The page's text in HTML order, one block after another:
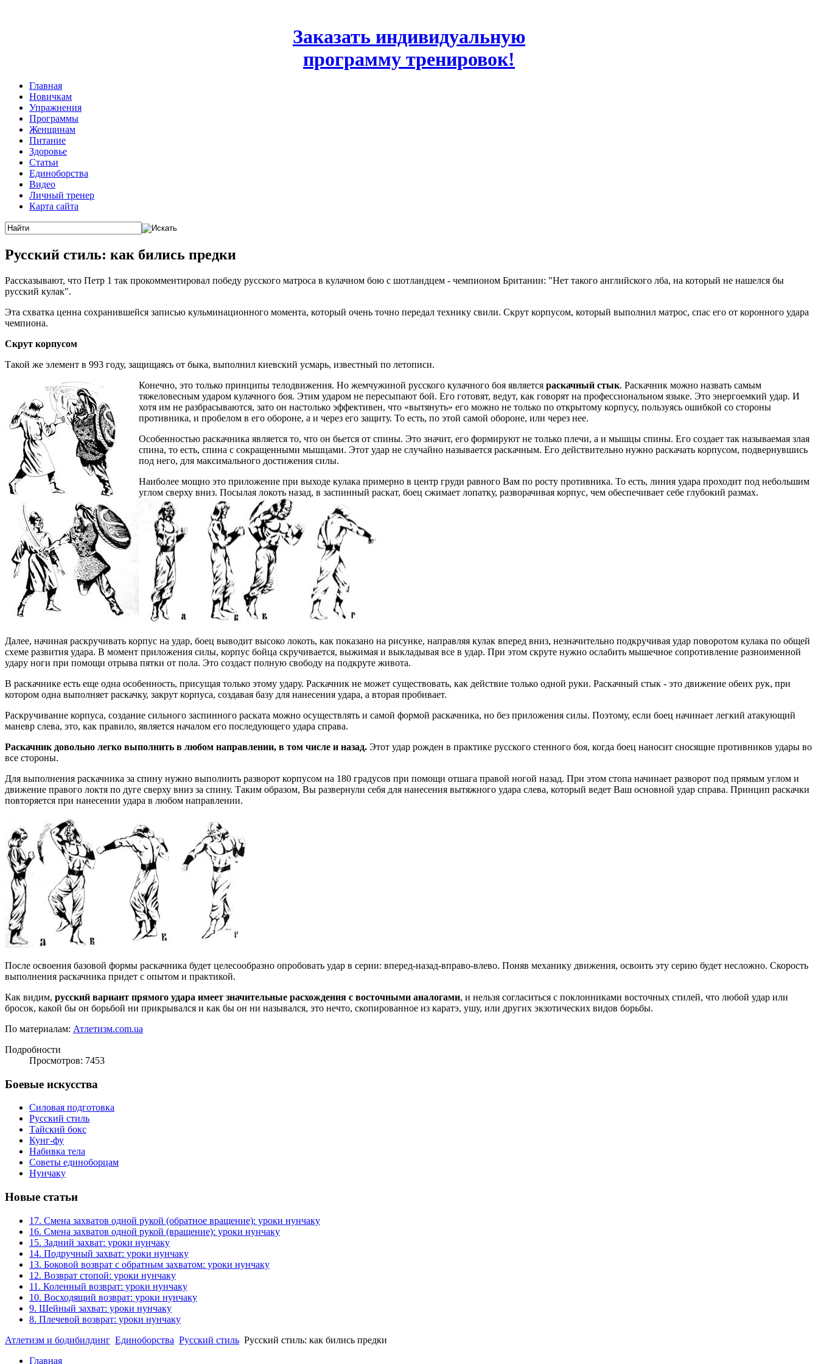
Заказать индивидуальную
программу тренировок!
Главная
Новичкам
Упражнения
Программы
Женщинам
Питание
Здоровье
Статьи
Единоборства
Видео
Личный тренер
Карта сайта
Русский стиль: как бились предки
Рассказывают, что Петр 1 так прокомментировал победу русского матроса в кулачном бою с шотландцем - чемпионом Британии: "Нет такого английского лба, на который не нашелся бы
русский кулак".
Эта схватка ценна сохранившейся записью кульминационного момента, который очень точно передал технику свили. Скрут корпусом, который выполнил матрос, спас его от коронного удара
чемпиона.
Скрут корпусом
Такой же элемент в 993 году, защищаясь от быка, выполнил киевский усмарь, известный по летописи.
Конечно, это только принципы телодвижения. Но жемчужиной русского кулачного боя является раскачный стык. Раскачник можно назвать самым
тяжеловесным ударом кулачного боя. Этим ударом не пересыпают бой. Его готовят, ведут, как говорят на профессиональном языке. Это энергоемкий удар. И
хотя им не разбрасываются, зато он настолько эффективен, что «вытянуть» его можно не только по открытому корпусу, пользуясь ошибкой со стороны
противника, и пробелом в его обороне, а и через его защиту. То есть, по этой самой обороне, или через нее.
Особенностью раскачника является то, что он бьется от спины. Это значит, его формируют не только плечи, а и мышцы спины. Его создает так называемая злая
спина, то есть, спина с сокращенными мышцами. Этот удар не случайно называется раскачным. Его действительно нужно раскачать корпусом, подвернувшись
под него, для максимального достижения силы.
Наиболее мощно это приложение при выходе кулака примерно в центр груди равного Вам по росту противника. То есть, линия удара проходит под небольшим
углом сверху вниз. Посылая локоть назад, в заспинный раскат, боец сжимает лопатку, разворачивая корпус, чем обеспечивает себе глубокий размах.
Далее, начиная раскручивать корпус на удар, боец выводит высоко локоть, как показано на рисунке, направляя кулак вперед вниз, незначительно подкручивая удар поворотом кулака по общей
схеме развития удара. В момент приложения силы, корпус бойца скручивается, выжимая и выкладывая все в удар. При этом скруте нужно ослабить мышечное сопротивление разноименной
удару ноги при помощи отрыва пятки от пола. Это создаст полную свободу на подкруте живота.
В раскачнике есть еще одна особенность, присущая только этому удару. Раскачник не может существовать, как действие только одной руки. Раскачный стык - это движение обеих рук, при
котором одна выполняет раскачку, закрут корпуса, создавая базу для нанесения удара, а вторая пробивает.
Раскручивание корпуса, создание сильного заспинного раската можно осуществлять и самой формой раскачника, но без приложения силы. Поэтому, если боец начинает легкий атакующий
маневр слева, это, как правило, является началом его последующего удара справа.
Раскачник довольно легко выполнить в любом направлении, в том числе и назад. Этот удар рожден в практике русского стенного боя, когда боец наносит сносящие противников удары во
все стороны.
Для выполнения раскачника за спину нужно выполнить разворот корпусом на 180 градусов при помощи отшага правой ногой назад. При этом стопа начинает разворот под прямым углом и
движение правого локтя по дуге сверху вниз за спину. Таким образом, Вы развернули себя для нанесения вытяжного удара слева, который ведет Ваш основной удар справа. Принцип раскачки
повторяется при нанесении удара в любом направлении.
После освоения базовой формы раскачника будет целесообразно опробовать удар в серии: вперед-назад-вправо-влево. Поняв механику движения, освоить эту серию будет несложно. Скорость
выполнения раскачника придет с опытом и практикой.
Как видим, русский вариант прямого удара имеет значительные расхождения с восточными аналогами, и нельзя согласиться с поклонниками восточных стилей, что любой удар или
бросок, какой бы он борьбой ни прикрывался и как бы он ни назывался, это нечто, скопированное из каратэ, ушу, или других экзотических видов борьбы.
По материалам: Атлетизм.com.ua
Подробности
Просмотров: 7453
Боевые искусства
Силовая подготовка
Русский стиль
Тайский бокс
Кунг-фу
Набивка тела
Советы единоборцам
Нунчаку
Новые статьи
17. Смена захватов одной рукой (обратное вращение): уроки нунчаку
16. Смена захватов одной рукой (вращение): уроки нунчаку
15. Задний захват: уроки нунчаку
14. Подручный захват: уроки нунчаку
13. Боковой возврат с обратным захватом: уроки нунчаку
12. Возврат стопой: уроки нунчаку
11. Коленный возврат: уроки нунчаку
10. Восходящий возврат: уроки нунчаку
9. Шейный захват: уроки нунчаку
8. Плечевой возврат: уроки нунчаку
Атлетизм и бодибилдинг Единоборства Русский стиль Русский стиль: как бились предки
Главная